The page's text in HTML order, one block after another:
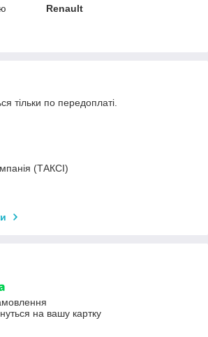
Renault
тільки по передоплаті.
(ТАКСІ)
на вашу картку